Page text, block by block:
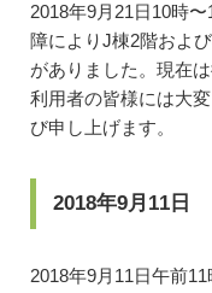
2018年9月21日10時
障によりJ棟2階およ
がありました。現在
利用者の皆様には大
び申し上げます。
2018年9月11日
2018年9月11日午前